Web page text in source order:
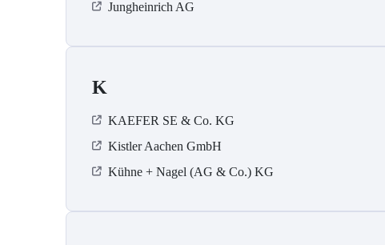
Jungheinrich AG
K
KAEFER SE & Co. KG
Kistler Aachen GmbH
Kühne + Nagel (AG & Co.) KG